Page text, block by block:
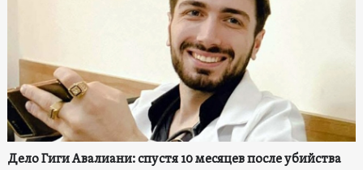
Дело Гиги Авалиани: спустя 10 месяцев после убийства